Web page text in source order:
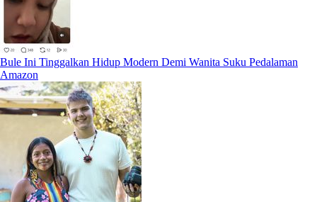
Bule Ini Tinggalkan Hidup Modern Demi Wanita Suku Pedalaman
Amazon